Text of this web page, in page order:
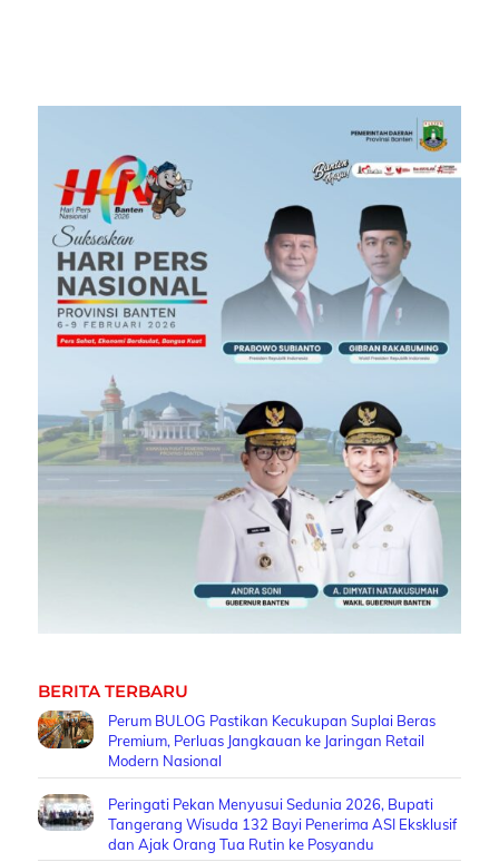
BERITA TERBARU
Perum BULOG Pastikan Kecukupan Suplai Beras
Premium, Perluas Jangkauan ke Jaringan Retail
Modern Nasional
Peringati Pekan Menyusui Sedunia 2026, Bupati
Tangerang Wisuda 132 Bayi Penerima ASI Eksklusif
dan Ajak Orang Tua Rutin ke Posyandu